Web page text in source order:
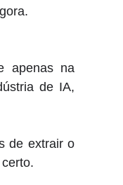
apenas na
de IA,
de extrair o